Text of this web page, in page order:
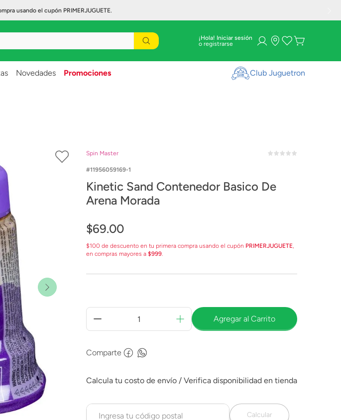
usando el cupón PRIMERJUGUETE.
¡Hola! Iniciar sesión
Novedades Promociones Club Juguetron
Spin Master
11956059169-1
Kinetic Sand Contenedor Basico De
Arena Morada
$69.00
$100 de descuento en tu primera compra usando el cupón PRIMERJUGUETE,
en compras mayores a $999.
Agregar al Carrito
Comparte
Calcular